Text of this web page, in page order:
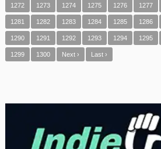
1272 1273 1274 1275 1276 1277
1281 1282 1283 1284 1285 1286
1290 1291 1292 1293 1294 1295
1299 1300 Next › Last ›